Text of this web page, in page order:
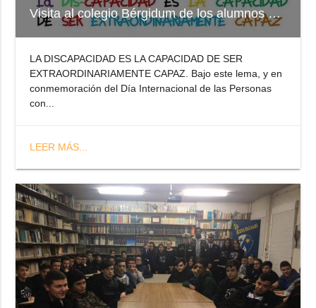
Visita al colegio Bérgidum de los alumnos de 4º E.S.O.
LA DISCAPACIDAD ES LA CAPACIDAD DE SER
EXTRAORDINARIAMENTE CAPAZ. Bajo este lema, y en
conmemoración del Día Internacional de las Personas
con...
LEER MÁS...